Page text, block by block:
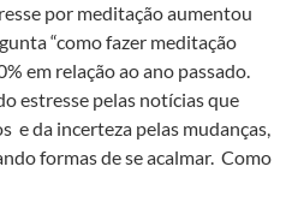
por meditação aumentou
“como fazer meditação
em relação ao ano passado.
estresse pelas notícias que
e da incerteza pelas mudanças,
formas de se acalmar. Como